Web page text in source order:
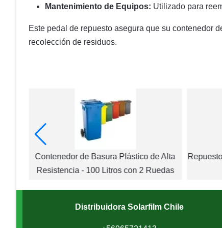
Mantenimiento de Equipos: Utilizado para
Este pedal de repuesto asegura que su contenedor
recolección de residuos.
Contenedor de Basura Plástico de Alta
Resistencia - 100 Litros con 2 Ruedas
Distribuidora Solarfilm Chile